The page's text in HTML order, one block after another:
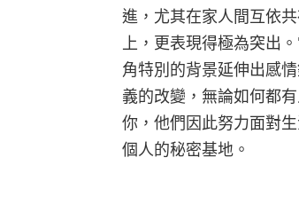
進，尤其在家人間互依
上，更表現得極為突出
角特別的背景延伸出感
義的改變，無論如何都
你，他們因此努力面對
個人的秘密基地。